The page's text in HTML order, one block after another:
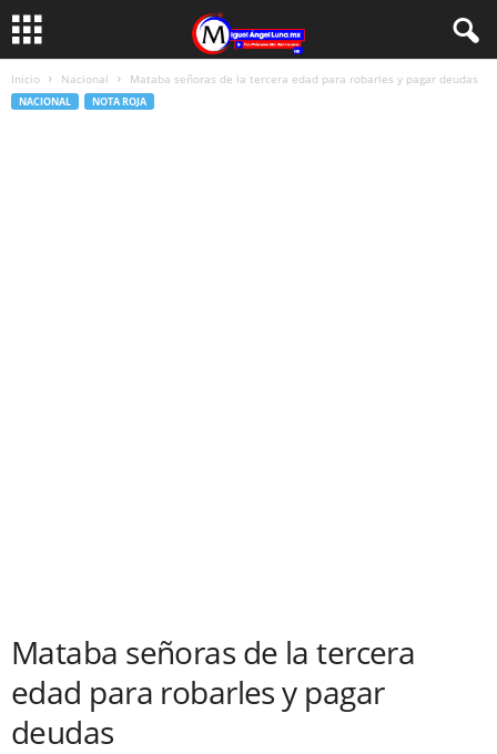
Inicio Nacional Mataba señoras de la tercera edad para robarles y pagar deudas
NACIONAL NOTA ROJA
Mataba señoras de la tercera
edad para robarles y pagar
deudas